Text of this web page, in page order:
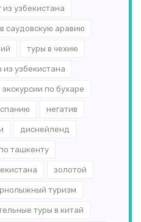
из узбекистана
саудовскую аравию
туры в чехию
узбекистана
экскурсии по бухаре
негатив
диснейленд
ташкенту
золотой
туризм
туры в китай